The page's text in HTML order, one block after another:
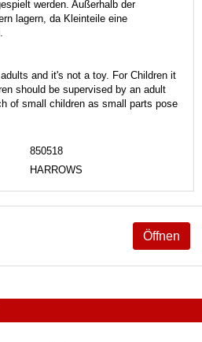
werden. Außerhalb der
lagern, da Kleinteile eine
and it's not a toy. For Children it
should be supervised by an adult
of small children as small parts pose
850518
HARROWS
Öffnen